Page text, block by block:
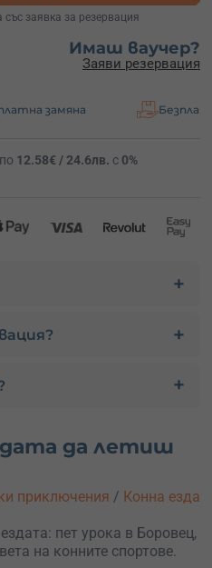
заявка за резервация
Имаш ваучер?
Заяви резервация
Безплатна
по 12.58€ / 24.6лв. с 0%
да летиш
приключения / Конна езда
пет урока в Боровец,
на конните спортове.